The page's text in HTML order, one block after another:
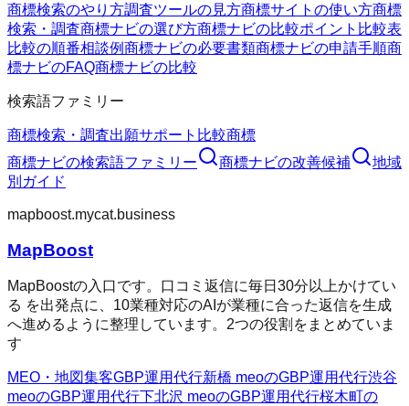
商標検索のやり方調査ツールの見方商標サイトの使い方商標
検索・調査商標ナビの選び方商標ナビの比較ポイント 比較表
比較の順番相談例商標ナビの必要書類商標ナビの申請手順商
標ナビのFAQ商標ナビの比較
検索語ファミリー
商標検索・調査出願サポート 比較商標
商標ナビの検索語ファミリー 商標ナビの改善候補
地域
別ガイド
mapboost.mycat.business
MapBoost
MapBoostの入口です。口コミ返信に毎日30分以上かけてい
る を出発点に、10業種対応のAIが業種に合った返信を生成
へ進めるように整理しています。2つの役割をまとめていま
す
MEO・地図集客GBP運用代行新橋 meoのGBP運用代行渋谷
meoのGBP運用代行下北沢 meoのGBP運用代行桜木町の